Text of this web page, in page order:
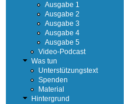
Ausgabe 1
Ausgabe 2
Ausgabe 3
Ausgabe 4
Ausgabe 5
Video-Podcast
Was tun
Unterstützungstext
Spenden
Material
Hintergrund